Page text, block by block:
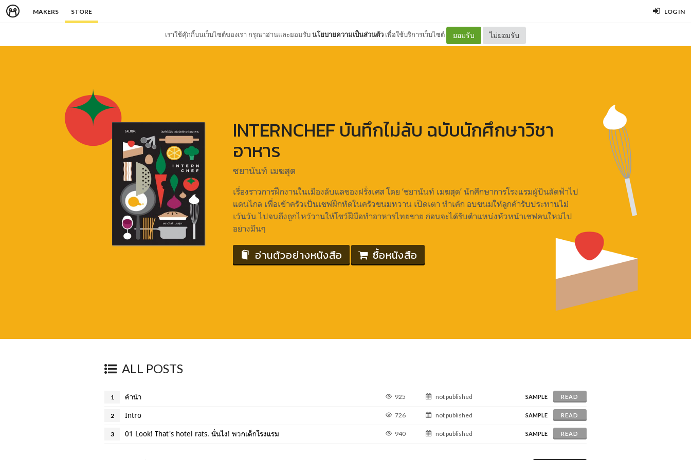
MAKERS STORE LOG IN
เราใช้คุ๊กกี้บนเว็บไซต์ของเรา กรุณาอ่านและยอมรับนโยบายความเป็นส่วนตัว เพื่อใช้บริการเว็บไซต์ ยอมรับ ไม่ยอมรับ
INTERNCHEF บันทึกไม่ลับ ฉบับนักศึกษาวิชา
อาหาร
ชยานันท์ เมฆสุต
เรื่องราวการฝึกงานในเมืองลับแลของฝรั่งเศส โดย ‘ชยานันท์ เมฆสุต’ นักศึกษาการโรงแรมผู้บินลัดฟ้าไป
แดนไกล เพื่อเข้าครัวเป็นเชฟฝึกหัดในครัวขนมหวาน เปิดเตา ทำเค้ก อบขนมให้ลูกค้ารับประทานไม่
เว้นวัน ไปจนถึงถูกไหว้วานให้โชว์ฝีมือทำอาหารไทยขาย ก่อนจะได้รับตำแหน่งหัวหน้าเชฟคนใหม่ไป
อย่างมึนๆ
อ่านตัวอย่างหนังสือ ซื้อหนังสือ
ALL POSTS
1 คำนำ 925 not published SAMPLE READ
2 Intro 726 not published SAMPLE READ
3 01 Look! That's hotel rats. นั่่นไง! พวกเด็กโรงแรม 940 not published SAMPLE READ